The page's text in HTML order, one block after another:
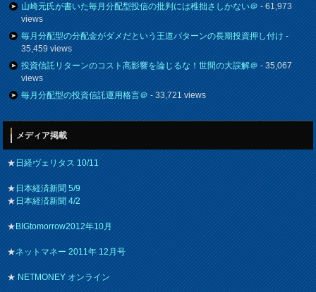
山崎元氏が書いた毎月分配型投信の批判には稚拙さしかない＠- 61,973
views
毎月分配型の分配金がダメだという王道パターンの長期投資押し付け-
35,459 views
投資信託リターンのコスト高影響を論じるな！世間の大誤解＠- 35,067
views
毎月分配型の投資信託運用格言＠- 33,721 views
メディア掲載
★日経ヴェリタス 10/11
★日本経済新聞 5/9
★日本経済新聞 4/2
★BIGtomorrow2012年10月
★ネットマネー 2011年 12月号
★NETMONEY オンライン